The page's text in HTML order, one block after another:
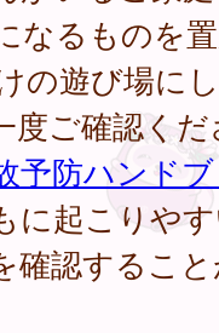
なるものを
の遊び場に
度ご確認く
予防ハンド
に起こりや
確認するこ